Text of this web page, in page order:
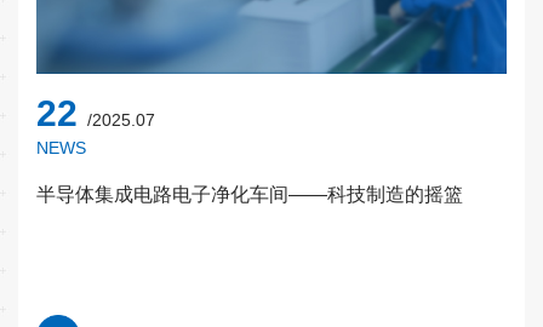
22 /2025.07
NEWS
半导体集成电路电子净化车间——科技制造的摇篮